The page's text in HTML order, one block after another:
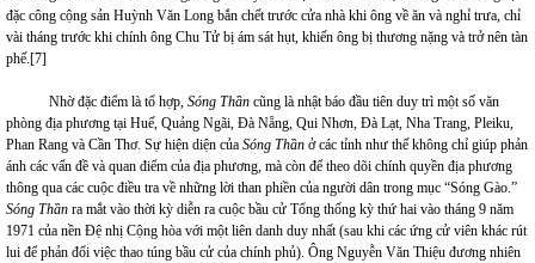
đặc công cộng sản Huỳnh Văn Long bắn chết trước cửa nhà khi ông về ăn và nghỉ trưa, chỉ
vài tháng trước khi chính ông Chu Tử bị ám sát hụt, khiến ông bị thương nặng và trở nên tàn
phế.[7]
Nhờ đặc điểm là tổ hợp, Sóng Thần cũng là nhật báo đầu tiên duy trì một số văn
phòng địa phương tại Huế, Quảng Ngãi, Đà Nẵng, Qui Nhơn, Đà Lạt, Nha Trang, Pleiku,
Phan Rang và Cần Thơ. Sự hiện diện của Sóng Thần ở các tỉnh như thế không chỉ giúp phản
ánh các vấn đề và quan điểm của địa phương, mà còn để theo dõi chính quyền địa phương
thông qua các cuộc điều tra về những lời than phiền của người dân trong mục “Sóng Gào.”
Sóng Thần ra mắt vào thời kỳ diễn ra cuộc bầu cử Tổng thống kỳ thứ hai vào tháng 9 năm
1971 của nền Đệ nhị Cộng hòa với một liên danh duy nhất (sau khi các ứng cử viên khác rút
lui để phản đối việc thao túng bầu cử của chính phủ). Ông Nguyễn Văn Thiệu đương nhiên